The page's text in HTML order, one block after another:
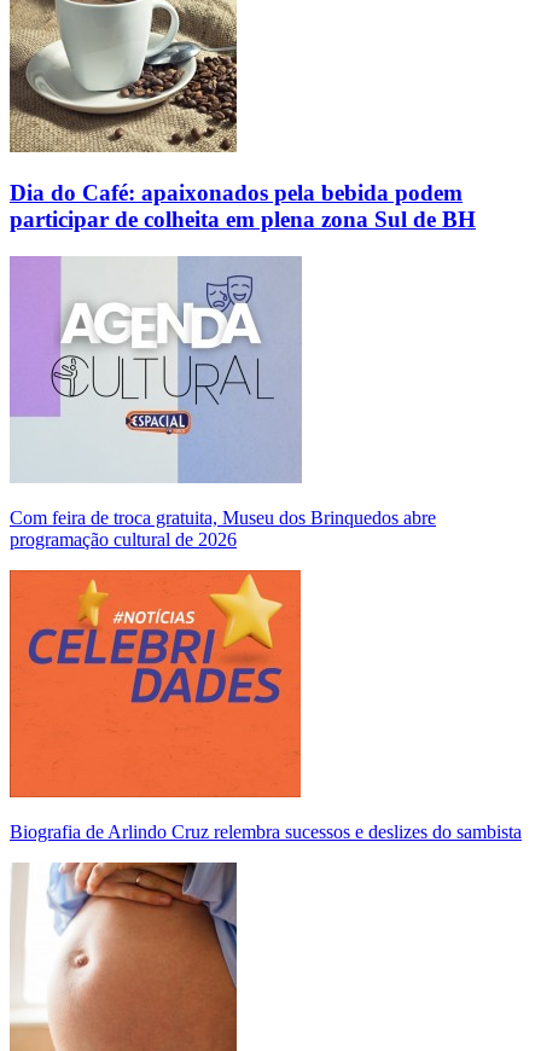
Dia do Café: apaixonados pela bebida podem
participar de colheita em plena zona Sul de BH
Com feira de troca gratuita, Museu dos Brinquedos abre
programação cultural de 2026
Biografia de Arlindo Cruz relembra sucessos e deslizes do sambista